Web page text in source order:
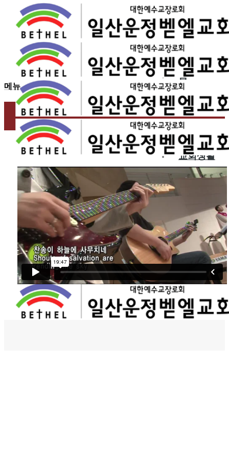
홈
교회소개
예배
교회생활
공동체
벧엘스토리
새가족등록
메뉴
2017.01.01
1월 첫째 주 찬양 – 일산